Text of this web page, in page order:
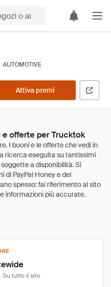
AUTOMOTIVE
Attiva premi
offerte per Trucktok
Su tutto il sito